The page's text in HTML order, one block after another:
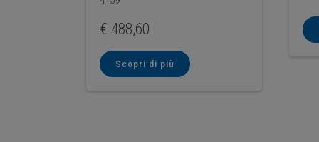
€ 488,60
Scopri di più